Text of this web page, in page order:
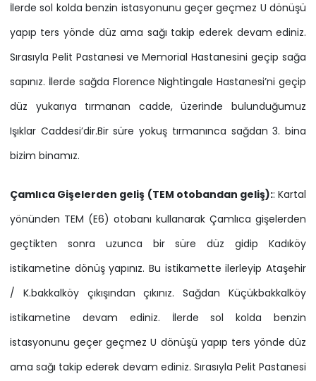
İlerde sol kolda benzin istasyonunu geçer geçmez U dönüşü
yapıp ters yönde düz ama sağı takip ederek devam ediniz.
Sırasıyla Pelit Pastanesi ve Memorial Hastanesini geçip sağa
sapınız. İlerde sağda Florence Nightingale Hastanesi’ni geçip
düz yukarıya tırmanan cadde, üzerinde bulunduğumuz
Işıklar Caddesi’dir.Bir süre yokuş tırmanınca sağdan 3. bina
bizim binamız.
Çamlıca Gişelerden geliş (TEM otobandan geliş):: Kartal
yönünden TEM (E6) otobanı kullanarak Çamlıca gişelerden
geçtikten sonra uzunca bir süre düz gidip Kadıköy
istikametine dönüş yapınız. Bu istikamette ilerleyip Ataşehir
/ K.bakkalköy çıkışından çıkınız. Sağdan Küçükbakkalköy
istikametine devam ediniz. İlerde sol kolda benzin
istasyonunu geçer geçmez U dönüşü yapıp ters yönde düz
ama sağı takip ederek devam ediniz. Sırasıyla Pelit Pastanesi